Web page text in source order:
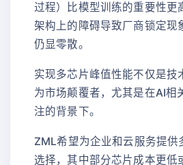
过程）比模型训练的重要性更
架构上的障碍导致厂商锁定现
仍显零散。
实现多芯片峰值性能不仅是技
为市场颠覆者，尤其是在AI相
注的背景下。
ZML希望为企业和云服务提供
选择，其中部分芯片成本更低